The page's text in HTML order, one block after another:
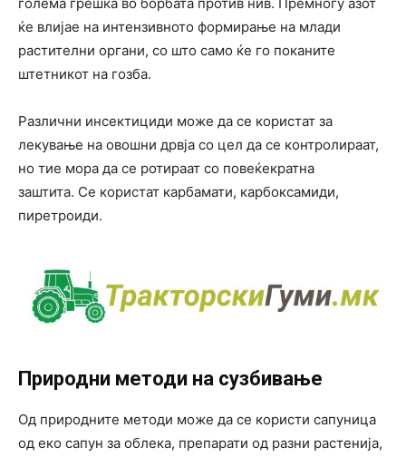
ќе влијае на интензивното формирање на млади
растителни органи, со што само ќе го поканите
штетникот на гозба.
Различни инсектициди може да се користат за
лекување на овошни дрвја со цел да се контролираат,
но тие мора да се ротираат со повеќекратна
заштита. Се користат карбамати, карбоксамиди,
пиретроиди.
Природни методи на сузбивање
Од природните методи може да се користи сапуница
од еко сапун за облека, препарати од разни растенија,